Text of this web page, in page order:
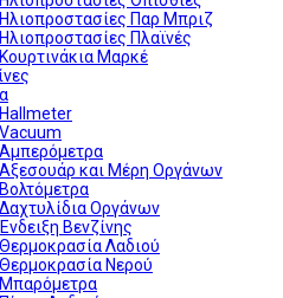
Ηλιοπροστασίες Παρ Μπριζ
Ηλιοπροστασίες Πλαϊνές
Κουρτινάκια Μαρκέ
Hallmeter
Vacuum
Αμπερόμετρα
Αξεσουάρ και Μέρη Οργάνων
Βολτόμετρα
Δαχτυλίδια Οργάνων
Ένδειξη Βενζίνης
Θερμοκρασία Λαδιού
Θερμοκρασία Νερού
Μπαρόμετρα